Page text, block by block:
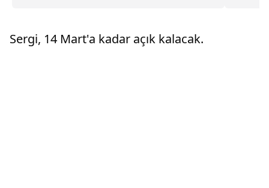
Sergi, 14 Mart'a kadar açık kalacak.